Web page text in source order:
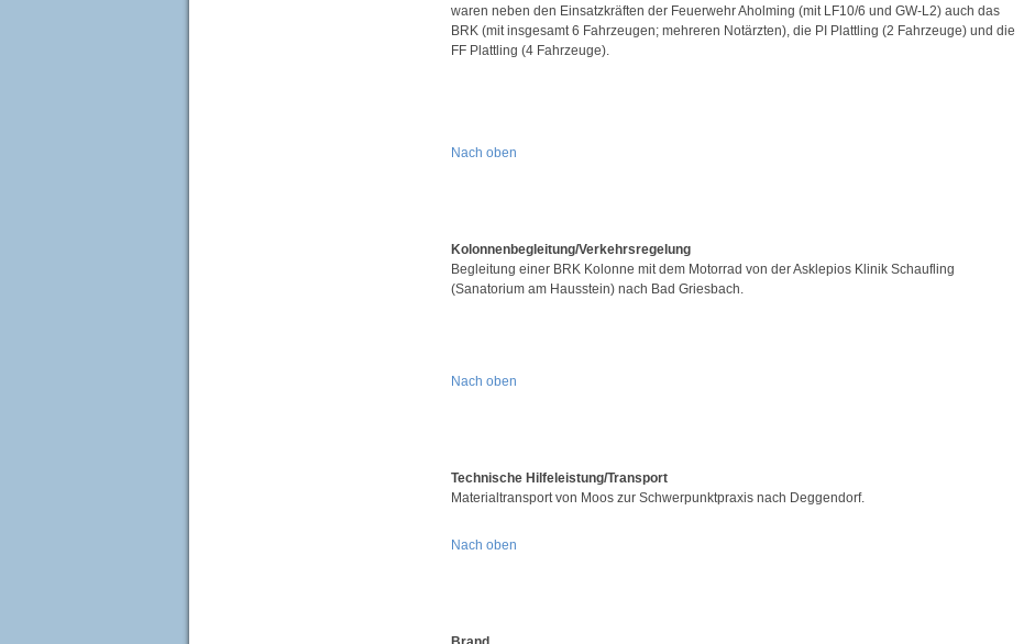
waren neben den Einsatzkräften der Feuerwehr Aholming (mit LF10/6 und GW-L2) auch das
BRK (mit insgesamt 6 Fahrzeugen; mehreren Notärzten), die PI Plattling (2 Fahrzeuge) und die
FF Plattling (4 Fahrzeuge).
Nach oben
Kolonnenbegleitung/Verkehrsregelung
Begleitung einer BRK Kolonne mit dem Motorrad von der Asklepios Klinik Schaufling
(Sanatorium am Hausstein) nach Bad Griesbach.
Nach oben
Technische Hilfeleistung/Transport
Materialtransport von Moos zur Schwerpunktpraxis nach Deggendorf.
Nach oben